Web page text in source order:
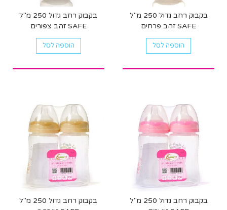
בקבוק רחב גדול 250 מ"ל
SAFE זהב פרחים
הוספה לסל
בקבוק רחב גדול 250 מ"ל
SAFE זהב צפורים
הוספה לסל
בקבוק רחב גדול 250 מ"ל
בקבוק רחב גדול 250 מ"ל